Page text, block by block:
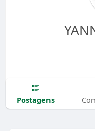
Postagens